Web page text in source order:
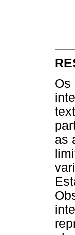
Os
as